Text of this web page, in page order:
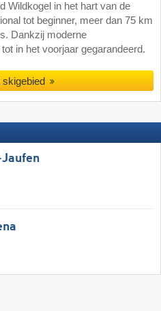
Wildkogel in het hart van de
tot beginner, meer dan 75 km
Dankzij moderne
in het voorjaar gegarandeerd.
skigebied
Jaufen